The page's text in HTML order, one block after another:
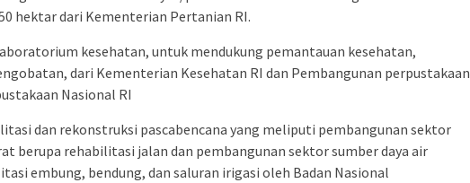
hektar dari Kementerian Pertanian RI.
kesehatan, untuk mendukung pemantauan kesehatan,
dari Kementerian Kesehatan RI dan Pembangunan perpustakaan
Nasional RI
dan rekonstruksi pascabencana yang meliputi pembangunan sektor
berupa rehabilitasi jalan dan pembangunan sektor sumber daya air
embung, bendung, dan saluran irigasi oleh Badan Nasional